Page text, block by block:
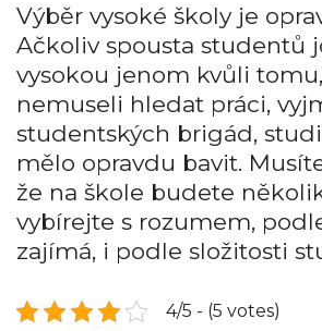
Výběr vysoké školy je
Ačkoliv spousta studentů
vysokou jenom kvůli
nemuseli hledat práci,
studentských brigád,
mělo opravdu bavit.
že na škole budete
vybírejte s rozumem,
zajímá, i podle složitosti
4/5 - (5 votes)